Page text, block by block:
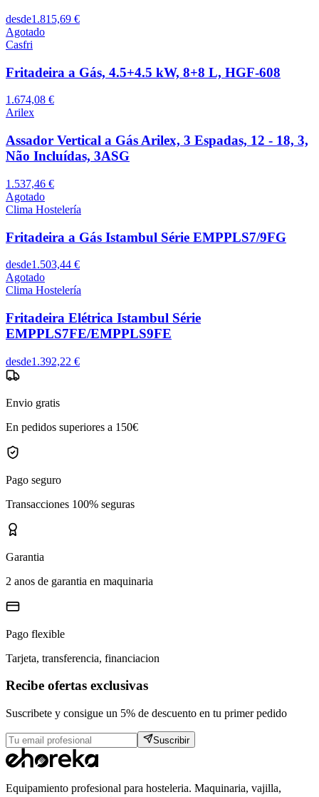
desde1.815,69 €
Agotado
Casfri
Fritadeira a Gás, 4.5+4.5 kW, 8+8 L, HGF-608
1.674,08 €
Arilex
Assador Vertical a Gás Arilex, 3 Espadas, 12 - 18, 3,
Não Incluídas, 3ASG
1.537,46 €
Agotado
Clima Hostelería
Fritadeira a Gás Istambul Série EMPPLS7/9FG
desde1.503,44 €
Agotado
Clima Hostelería
Fritadeira Elétrica Istambul Série
EMPPLS7FE/EMPPLS9FE
desde1.392,22 €
Envio gratis
En pedidos superiores a 150€
Pago seguro
Transacciones 100% seguras
Garantia
2 anos de garantia en maquinaria
Pago flexible
Tarjeta, transferencia, financiacion
Recibe ofertas exclusivas
Suscribete y consigue un 5% de descuento en tu primer pedido
Suscribir
Equipamiento profesional para hosteleria. Maquinaria, vajilla,